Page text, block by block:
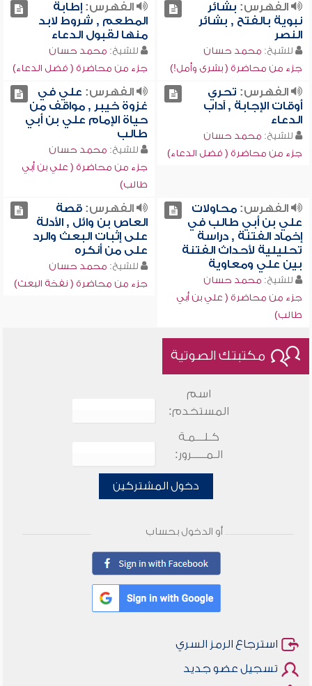
الفهرس: بشائر
نبوية بالفتح , بشائر
النصر
للشيخ: محمد حسان
جزء من محاضرة ( بشرى وأمل!)
الفهرس:إطابة
المطعم , شروط لابد
منها لقبول الدعاء
للشيخ: محمد حسان
جزء من محاضرة ( فضل الدعاء)
الفهرس: تحري
أوقات الإجابة , آداب
الدعاء
للشيخ: محمد حسان
جزء من محاضرة ( فضل الدعاء)
الفهرس: علي في
غزوة خيبر , مواقف من
حياة الإمام علي بن أبي
طالب
للشيخ: محمد حسان
جزء من محاضرة ( علي بن أبي
طالب)
الفهرس:محاولات
علي بن أبي طالب في
إخماد الفتنة , دراسة
تحليلية لأحداث الفتنة
بين علي ومعاوية
للشيخ: محمد حسان
جزء من محاضرة ( علي بن أبي
طالب)
الفهرس:قصة
العاص بن وائل , الأدلة
على إثبات البعث والرد
على من أنكره
للشيخ: محمد حسان
جزء من محاضرة ( نفخة البعث)
مكتبتك الصوتية
اسم
المستخدم:
كـلـــمـة
الـمـــــرور:
دخول المشتركين
أو الدخول بحساب
استرجاع الرمز السري
تسجيل عضو جديد